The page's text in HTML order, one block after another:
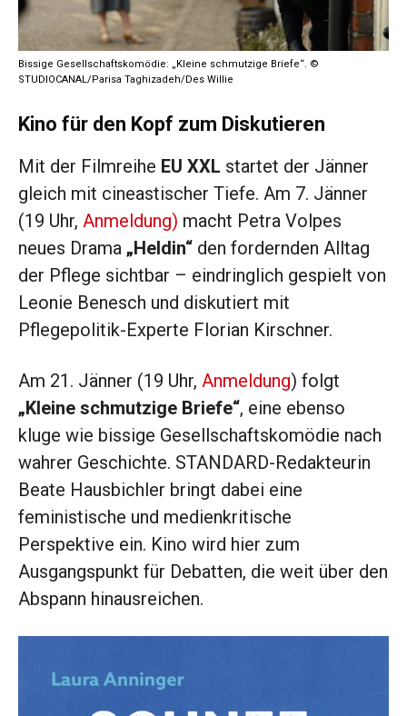
Bissige Gesellschaftskomödie: „Kleine schmutzige Briefe“. ©
STUDIOCANAL/Parisa Taghizadeh/Des Willie
Kino für den Kopf zum Diskutieren
Mit der Filmreihe EU XXL startet der Jänner
gleich mit cineastischer Tiefe. Am 7. Jänner
(19 Uhr, Anmeldung) macht Petra Volpes
neues Drama „Heldin“ den fordernden Alltag
der Pflege sichtbar – eindringlich gespielt von
Leonie Benesch und diskutiert mit
Pflegepolitik-Experte Florian Kirschner.
Am 21. Jänner (19 Uhr, Anmeldung) folgt
„Kleine schmutzige Briefe“, eine ebenso
kluge wie bissige Gesellschaftskomödie nach
wahrer Geschichte. STANDARD-Redakteurin
Beate Hausbichler bringt dabei eine
feministische und medienkritische
Perspektive ein. Kino wird hier zum
Ausgangspunkt für Debatten, die weit über den
Abspann hinausreichen.